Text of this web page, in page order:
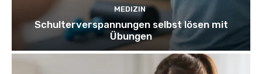
MEDIZIN
Schulterverspannungen selbst lösen mit
Übungen